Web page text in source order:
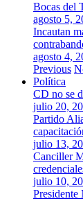
Bocas del
agosto 5,
Incautan
agosto 4,
Previous
Política
CD no se
julio 20,
Partido
julio 13,
Canciller
julio 10,
Presidente